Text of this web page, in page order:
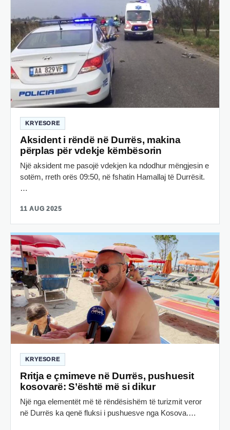
KRYESORE
Aksident i rëndë në Durrës, makina
përplas për vdekje këmbësorin
Një aksident me pasojë vdekjen ka ndodhur mëngjesin e
sotëm, rreth orës 09:50, në fshatin Hamallaj të Durrësit.
…
11 AUG 2025
KRYESORE
Rritja e çmimeve në Durrës, pushuesit
kosovarë: S’është më si dikur
Një nga elementët më të rëndësishëm të turizmit veror
në Durrës ka qenë fluksi i pushuesve nga Kosova.…